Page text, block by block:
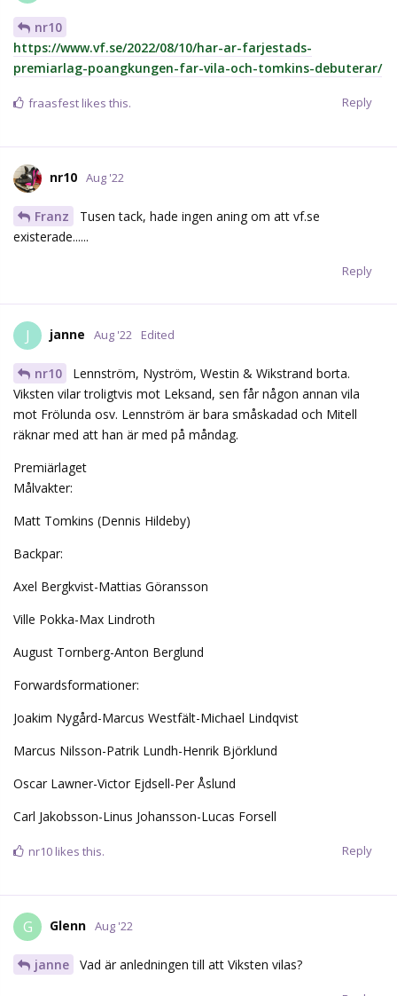
nr10
https://www.vf.se/2022/08/10/har-ar-farjestads-
premiarlag-poangkungen-far-vila-och-tomkins-debuterar/
Reply
fraasfest likes this.
nr10 Aug '22
Franz
Tusen tack, hade ingen aning om att vf.se
existerade......
Reply
J janne Aug '22 Edited
nr10
Lennström, Nyström, Westin & Wikstrand borta.
Viksten vilar troligtvis mot Leksand, sen får någon annan vila
mot Frölunda osv. Lennström är bara småskadad och Mitell
räknar med att han är med på måndag.
Premiärlaget
Målvakter:
Matt Tomkins (Dennis Hildeby)
Backpar:
Axel Bergkvist-Mattias Göransson
Ville Pokka-Max Lindroth
August Tornberg-Anton Berglund
Forwardsformationer:
Joakim Nygård-Marcus Westfält-Michael Lindqvist
Marcus Nilsson-Patrik Lundh-Henrik Björklund
Oscar Lawner-Victor Ejdsell-Per Åslund
Carl Jakobsson-Linus Johansson-Lucas Forsell
Reply
nr10 likes this.
G Glenn Aug '22
janne Vad är anledningen till att Viksten vilas?